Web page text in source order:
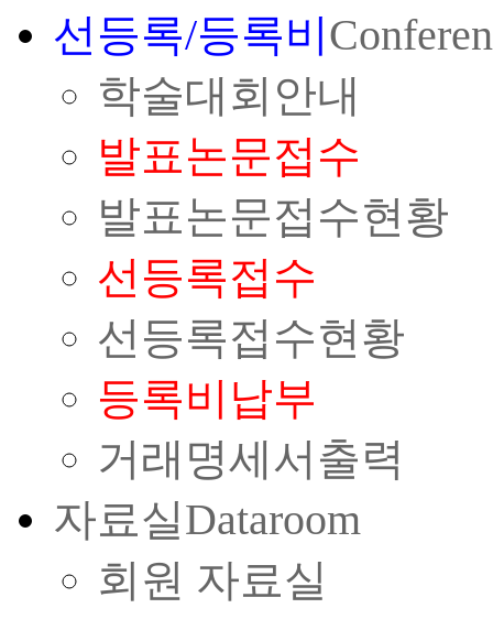
선등록/등록비
학술대회안내
발표논문접수
발표논문접수현황
선등록접수
선등록접수현황
등록비납부
거래명세서출력
자료실Dataroom
회원 자료실